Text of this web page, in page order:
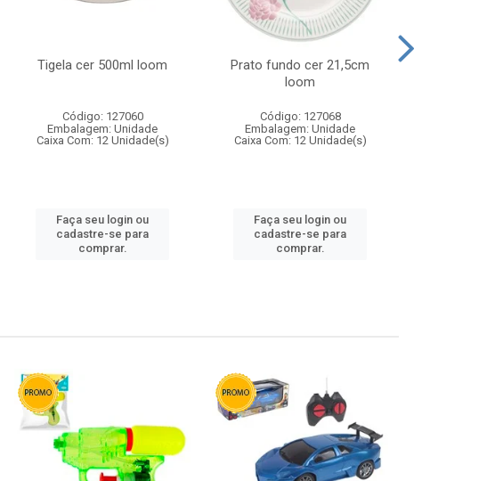
Tigela cer 500ml loom
Código: 127060
Embalagem: Unidade
Caixa Com: 12 Unidade(s)
Faça seu login ou
cadastre-se para
comprar.
Prato fundo cer 21,5cm
loom
Código: 127068
Embalagem: Unidade
Caixa Com: 12 Unidade(s)
Faça seu login ou
cadastre-se para
comprar.